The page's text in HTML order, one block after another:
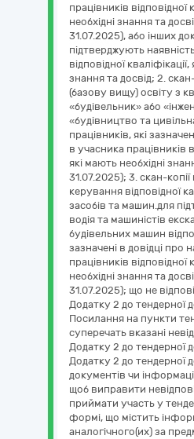
працівників відповідної
необхідні знання та
31.07.2025), або інших
підтверджують
відповідної
знання та досвід; 2.
(базову вищу) освіту з
«будівельник» або
«будівництво та
працівників, які
в учасника працівників
які мають необхідні
31.07.2025); 3. скан-
керування відповідної
засобів та машин.для
водія та машиністів
будівельних машин
зазначені в довідці про
працівників відповідної
необхідні знання та
31.07.2025); що не
Додатку 2 до тендерної
Посилання на пункти
суперечать вказані
Додатку 2 до тендерної
Додатку 2 до тендерної
документів чи
щоб виправити
приймати участь у
формі, що містить
аналогічного(их) за